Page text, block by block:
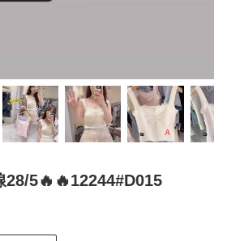
5🔥🔥12244#D015